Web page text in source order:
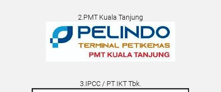
2.PMT Kuala Tanjung
3.IPCC / PT IKT Tbk.